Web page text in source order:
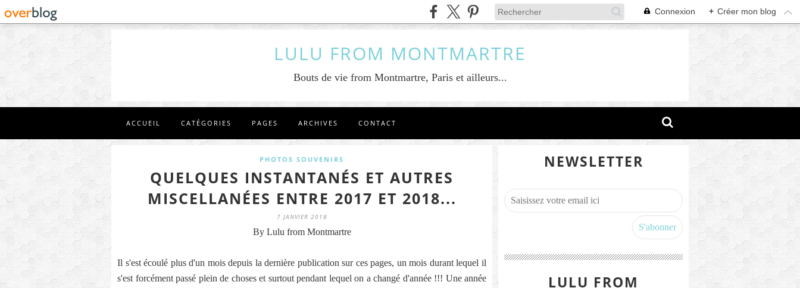
Connexion + Créer mon blog
LULU FROM MONTMARTRE
Bouts de vie from Montmartre, Paris et ailleurs...
ACCUEIL CATÉGORIES PAGES ARCHIVES CONTACT
PHOTOS SOUVENIRS
QUELQUES INSTANTANÉS ET AUTRES
MISCELLANÉES ENTRE 2017 ET 2018...
7 JANVIER 2018
By Lulu from Montmartre
Il s'est écoulé plus d'un mois depuis la dernière publication sur ces pages, un mois durant lequel il
s'est forcément passé plein de choses et surtout pendant lequel on a changé d'année !!! Une année
NEWSLETTER
LULU FROM